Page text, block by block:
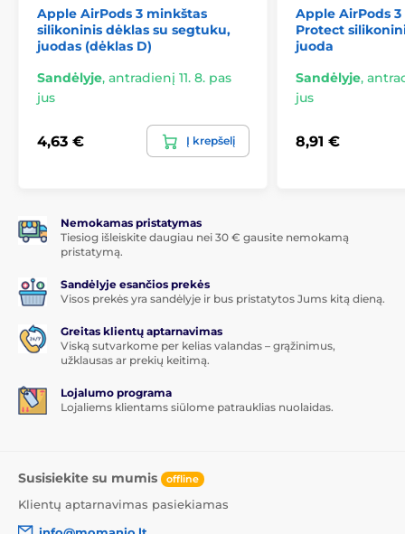
Apple AirPods 3 minkštas
silikoninis dėklas su segtuku,
juodas (dėklas D)
Sandėlyje, antradienį 11. 8. pas
jus
4,63 € Į krepšelį
Apple AirPods 3
Protect
juoda
Sandėlyje,
jus
8,91 €
Nemokamas pristatymas
Tiesiog išleiskite daugiau nei 30 € gausite nemokamą
pristatymą.
Sandėlyje esančios prekės
Visos prekės yra sandėlyje ir bus pristatytos Jums kitą dieną.
Greitas klientų aptarnavimas
Viską sutvarkome per kelias valandas – grąžinimus,
užklausas ar prekių keitimą.
Lojalumo programa
Lojaliems klientams siūlome patrauklias nuolaidas.
Susisiekite su mumis offline
Klientų aptarnavimas pasiekiamas